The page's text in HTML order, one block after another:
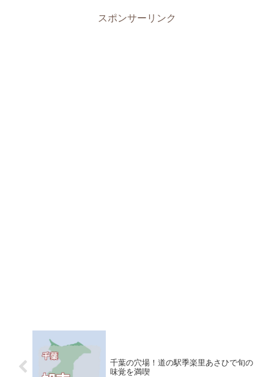
スポンサーリンク
千葉の穴場！道の駅季楽里あさひで旬の
味覚を満喫